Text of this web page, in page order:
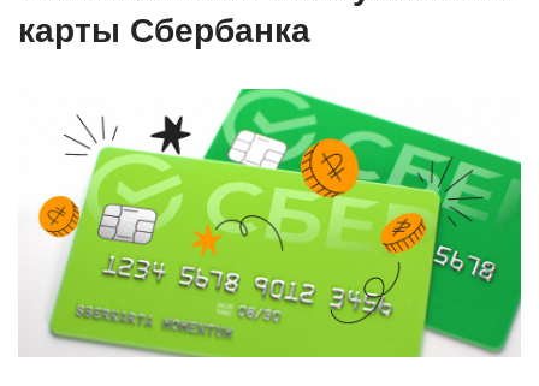
карты Сбербанка